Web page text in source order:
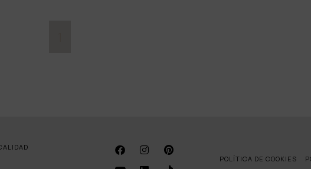
POLÍTICA DE COOKIES